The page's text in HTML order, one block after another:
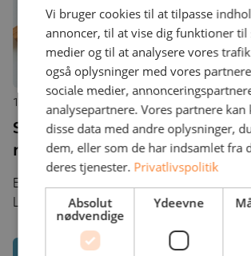
12. januar 2021
Sådan sparer du tusindvis
med en Disaster Recovery
Er uhelder ude er en Disaster Recovery
Læs alt du skal vide her.
Vi bruger cookies til at tilpasse
annoncer, til at vise dig funktioner til
medier og til at analysere vores
også oplysninger med vores
sociale medier,
analysepartnere. Vores partnere
disse data med andre oplysninger,
dem, eller som de har indsamlet fra
deres tjenester. Privatlivspolitik
Absolut
nødvendige
Ydeevne